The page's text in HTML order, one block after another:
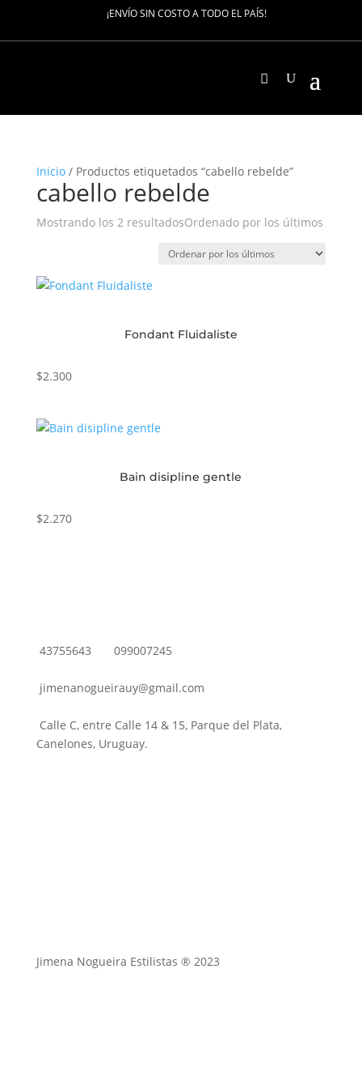
¡ENVÍO SIN COSTO A TODO EL PAÍS!
Inicio/ Productos etiquetados “cabello rebelde”
cabello rebelde
Mostrando los 2 resultadosOrdenado por los últimos
Fondant Fluidaliste
$2.300
Bain disipline gentle
$2.270
43755643 099007245
jimenanogueirauy@gmail.com
Calle C, entre Calle 14 & 15, Parque del Plata,
Canelones, Uruguay.
Jimena Nogueira Estilistas ® 2023